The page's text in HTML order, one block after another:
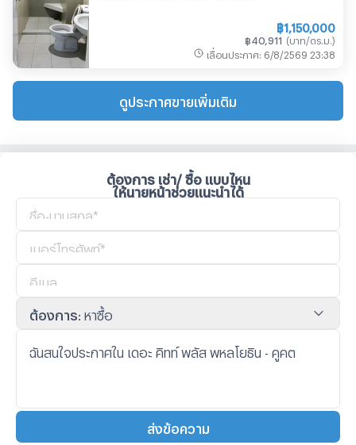
฿1,150,000
฿ 40,911 (บาท/ตร.ม. )
เลื่อนประกาศ : 6/8/2569 23:38
ดูประกาศขายเพิ่มเติม
ต้องการ เช่า/ ซื้อ แบบไหน
ให้นายหน้าช่วยแนะนำได้
ต้องการ: หาซื้อ
ส่งข้อความ